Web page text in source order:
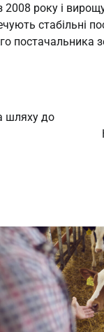
року і
стабільні
постачальника
шляху до